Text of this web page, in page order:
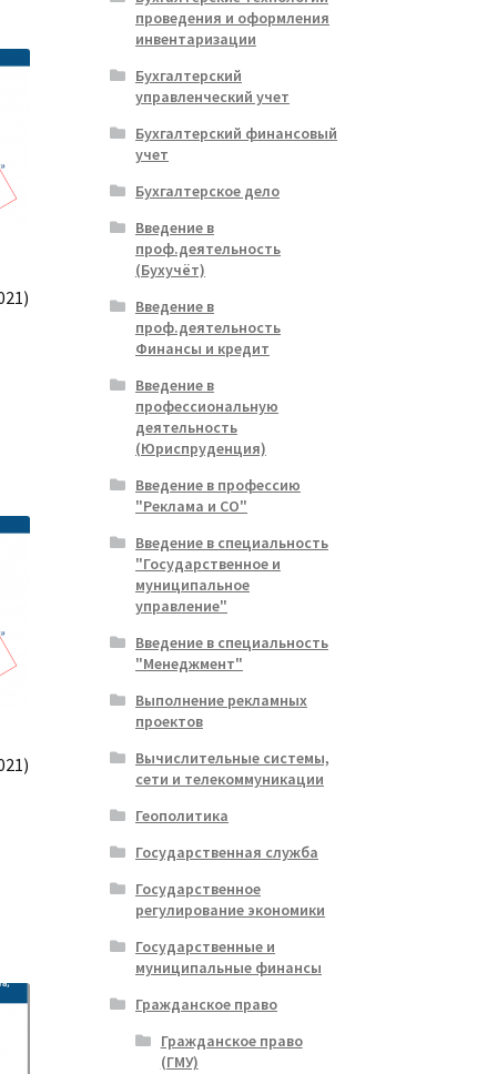
проведения и оформления
инвентаризации
Бухгалтерский
управленческий учет
Бухгалтерский финансовый
учет
Бухгалтерское дело
Введение в
проф.деятельность
(Бухучёт)
Введение в
проф.деятельность
Финансы и кредит
Введение в
профессиональную
деятельность
(Юриспруденция)
Введение в профессию
"Реклама и СО"
Введение в специальность
"Государственное и
муниципальное
управление"
Введение в специальность
"Менеджмент"
Выполнение рекламных
проектов
Вычислительные системы,
сети и телекоммуникации
Геополитика
Государственная служба
Государственное
регулирование экономики
Государственные и
муниципальные финансы
Гражданское право
Гражданское право
(ГМУ)